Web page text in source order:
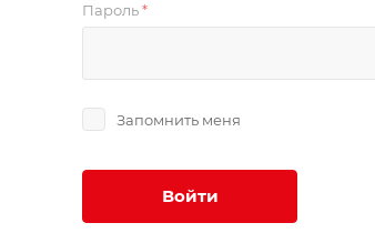
Пароль*
Запомнить меня
Войти